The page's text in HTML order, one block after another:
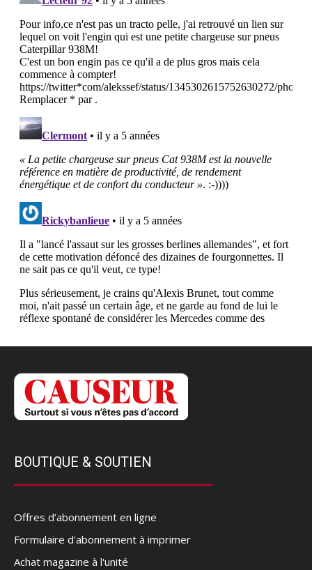
BOUTIQUE & SOUTIEN
Offres d’abonnement en ligne
Formulaire d'abonnement à imprimer
Achat magazine à l'unité